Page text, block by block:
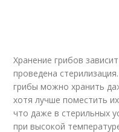
Хранение грибов
проведена
грибы можно хранить
хотя лучше поместить
что даже в стерильных
при высокой